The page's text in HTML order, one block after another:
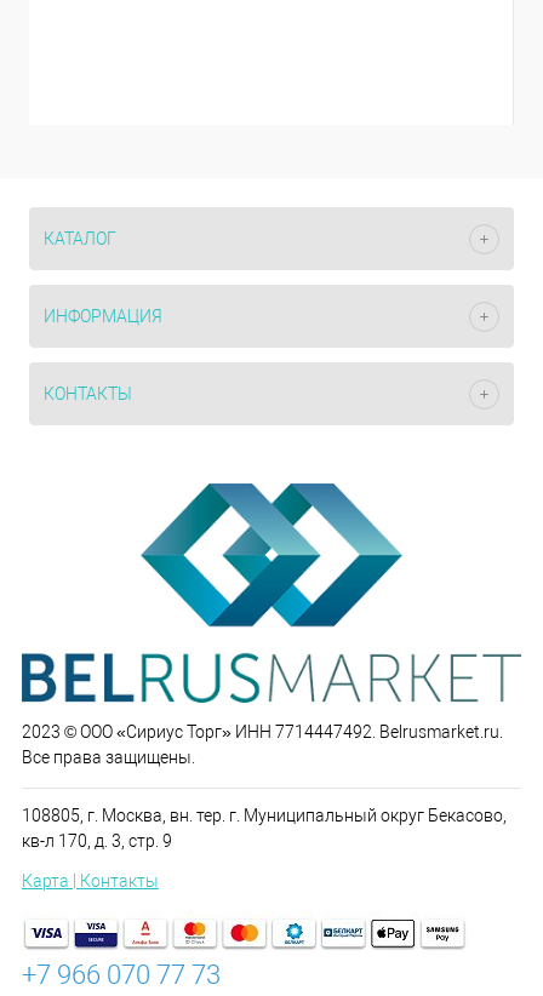
КАТАЛОГ
ИНФОРМАЦИЯ
КОНТАКТЫ
2023 © ООО «Сириус Торг» ИНН 7714447492. Belrusmarket.ru.
Все права защищены.
108805, г. Москва, вн. тер. г. Муниципальный округ Бекасово,
кв-л 170, д. 3, стр. 9
Карта | Контакты
+7 966 070 77 73